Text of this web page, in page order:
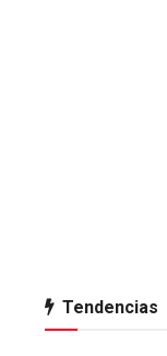
Tendencias